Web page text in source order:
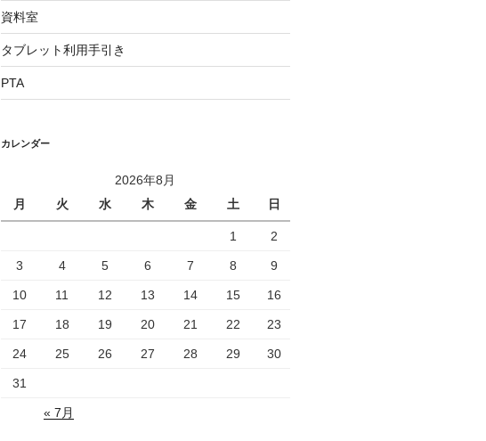
資料室
タブレット利用手引き
PTA
カレンダー
2026年8月
月
火 水 木 金 土 日
1 2
3 4 5 6 7 8 9
10 11 12 13 14 15 16
17 18 19 20 21 22 23
24 25 26 27 28 29 30
31
« 7月